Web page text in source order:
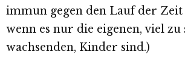
immun gegen den Lauf der Zeit
wenn es nur die eigenen, viel zu
wachsenden, Kinder sind.)